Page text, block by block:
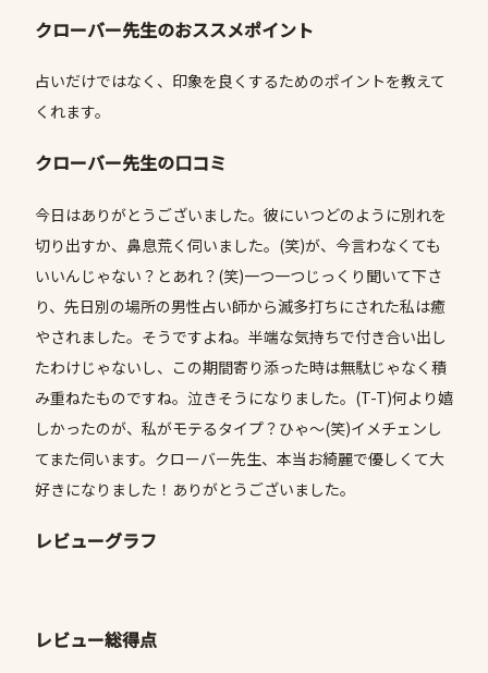
クローバー先生のおススメポイント
占いだけではなく、印象を良くするためのポイントを教えて
くれます。
クローバー先生の口コミ
今日はありがとうございました。彼にいつどのように別れを
切り出すか、鼻息荒く伺いました。(笑)が、今言わなくても
いいんじゃない？とあれ？(笑)一つ一つじっくり聞いて下さ
り、先日別の場所の男性占い師から滅多打ちにされた私は癒
やされました。そうですよね。半端な気持ちで付き合い出し
たわけじゃないし、この期間寄り添った時は無駄じゃなく積
み重ねたものですね。泣きそうになりました。(T-T)何より嬉
しかったのが、私がモテるタイプ？ひゃ〜(笑)イメチェンし
てまた伺います。クローバー先生、本当お綺麗で優しくて大
好きになりました！ありがとうございました。
レビューグラフ
レビュー総得点